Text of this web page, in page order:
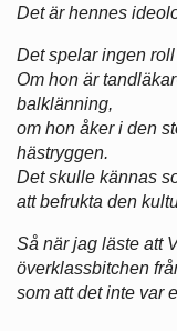
Det är hennes
Det spelar ingen
Om hon är
balklänning,
om hon åker i den
hästryggen.
Det skulle kännas
att befrukta den
Så när jag läste att
överklassbitchen
som att det inte var